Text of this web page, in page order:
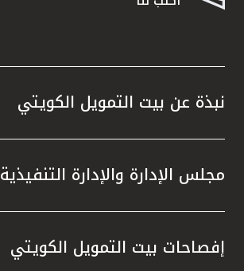
نبذة عن بيت التمويل الكويتي
مجلس الإدارة والإدارة التنفيذية
إفصاحات بيت التمويل الكويتي